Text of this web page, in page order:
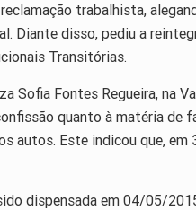
trabalhista,
Diante disso, pediu a
Transitórias.
Sofia Fontes Regueira, na
quanto à matéria de
autos. Este indicou que,
dispensada em 04/05/